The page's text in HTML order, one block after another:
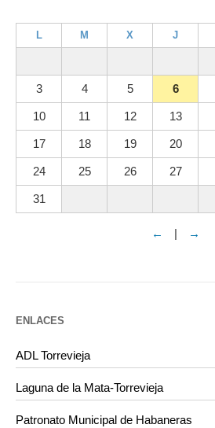
L M X J
3 4 5 6
10 11 12 13
17 18 19 20
24 25 26 27
31
← | →
ENLACES
ADL Torrevieja
Laguna de la Mata-Torrevieja
Patronato Municipal de Habaneras